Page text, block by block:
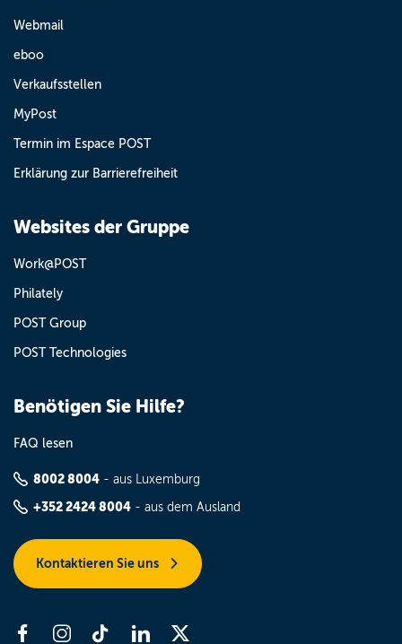
Webmail
eboo
Verkaufsstellen
MyPost
Termin im Espace POST
Erklärung zur Barrierefreiheit
Websites der Gruppe
Work@POST
Philately
POST Group
POST Technologies
Benötigen Sie Hilfe?
FAQ lesen
8002 8004 - aus Luxemburg
+352 2424 8004 - aus dem Ausland
Kontaktieren Sie uns